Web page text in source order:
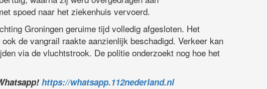
spoed naar het ziekenhuis vervoerd.
Groningen geruime tijd volledig afgesloten. Het
de vangrail raakte aanzienlijk beschadigd. Verkeer kan
via de vluchtstrook. De politie onderzoekt nog hoe het
https://whatsapp.112nederland.nl